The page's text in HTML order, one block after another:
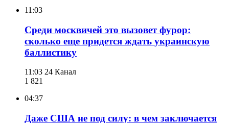
11:03
Среди москвичей это вызовет фурор:
сколько еще придется ждать украинскую
баллистику
11:03 24 Канал
1 821
04:37
Даже США не под силу: в чем заключается